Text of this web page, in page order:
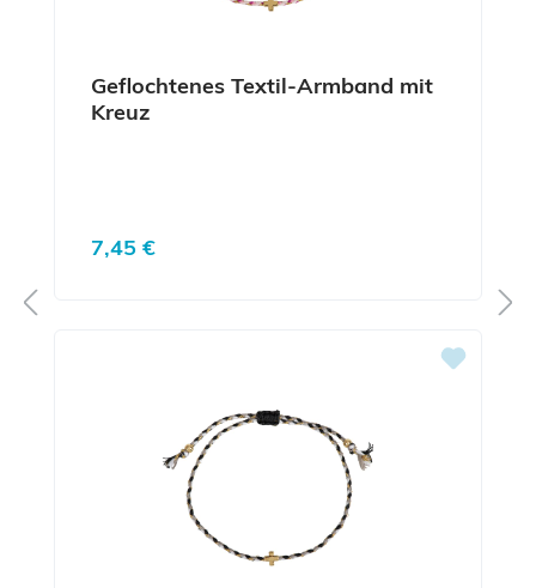
Geflochtenes Textil-Armband mit
Kreuz
Regulärer Preis:
7,45 €